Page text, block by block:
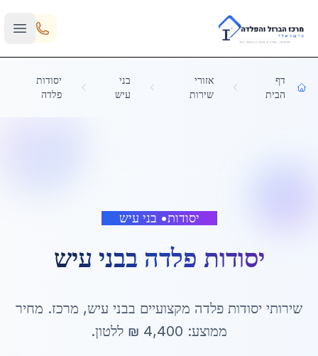
Skip to main content
דף
הבית
אזורי
שירות
בני
עיש
יסודות
פלדה
יסודות• בני עיש
יסודות פלדה בבני עיש
שירותי יסודות פלדה מקצועיים בבני עיש, מרכז. מחיר
ממוצע: 4,400 ₪ ללטון.